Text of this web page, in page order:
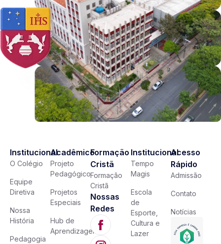
Institucional
O Colégio
Equipe
Diretiva
Nossa
História
Pedagogia
Acadêmico
Projeto
Pedagógico
Projetos
Especiais
Hub de
Aprendizagem
Formação
Cristã
Formação
Cristã
Nossas
Redes
Institucional
Tempo
Magis
Escola
de
Esporte,
Cultura e
Lazer
Acesso
Rápido
Admissão
Contato
Notícias